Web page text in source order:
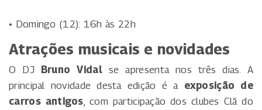
• Domingo (12): 16h às 22h
Atrações musicais e novidades
O DJ Bruno Vidalse apresenta nos três dias. A
principal novidade desta edição é a exposição de
carros antigos , com participação dos clubes Clã do